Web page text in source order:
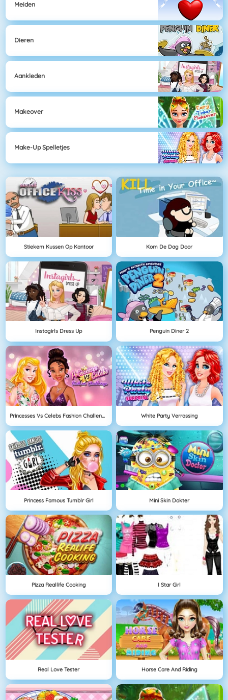
Meiden
Dieren
Aankleden
Makeover
Make-Up Spelletjes
Stiekem Kussen Op Kantoor Kom De Dag Door
Instagirls Dress Up Penguin Diner 2
Princesses Vs Celebs Fashion Challenge White Party Verrassing
Princess Famous Tumblr Girl Mini Skin Dokter
Pizza Reallife Cooking I Star Girl
Real Love Tester Horse Care And Riding